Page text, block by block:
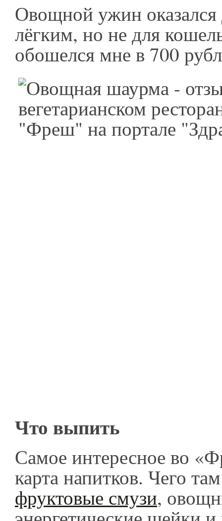
Овощной ужин оказался
лёгким, но не для
обошелся мне в 700
Что выпить
Самое интересное во
карта напитков. Чего
фруктовые смузи,